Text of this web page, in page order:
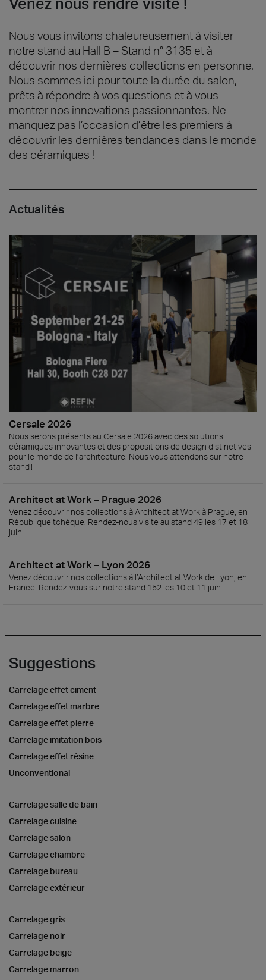
Nous vous invitons chaleureusement à visiter
notre stand au Hall B – Stand n° 3135 et à
découvrir nos dernières collections en personne.
Nous sommes ici pour toute la durée du salon,
prêts à répondre à vos questions et à vous
montrer nos innovations passionnantes. Ne
manquez pas l’occasion d’être les premiers à
découvrir les dernières tendances dans le monde
des céramiques !
Actualités
Cersaie 2026
Nous serons présents au Cersaie 2026 avec des solutions
céramiques innovantes et des propositions de design distinctives
pour le monde de l’architecture. Nous vous attendons sur notre
stand !
Architect at Work – Prague 2026
Venez découvrir nos collections à Architect at Work à Prague, en
République tchèque. Rendez-nous visite au stand 49 les 17 et 18
juin.
Architect at Work – Lyon 2026
Venez découvrir nos collections à l’Architect at Work de Lyon, en
France. Rendez-vous sur notre stand 152 les 10 et 11 juin.
Suggestions
Carrelage effet ciment
Carrelage effet marbre
Carrelage effet pierre
Carrelage imitation bois
Carrelage effet résine
Unconventional
Carrelage salle de bain
Carrelage cuisine
Carrelage salon
Carrelage chambre
Carrelage bureau
Carrelage extérieur
Carrelage gris
Carrelage noir
Carrelage beige
Carrelage marron